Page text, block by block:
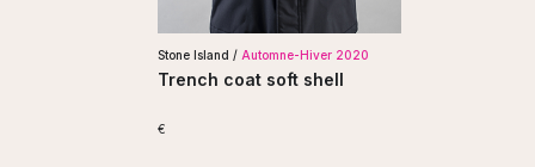
Stone Island / Automne-Hiver 2020
Trench coat soft shell
€